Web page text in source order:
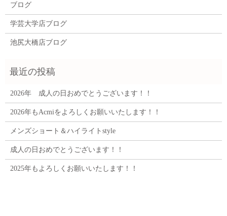
ブログ
学芸大学店ブログ
池尻大橋店ブログ
2026年 成人の日おめでとうございます！！
2026年もAcmiをよろしくお願いいたします！！
メンズショート＆ハイライトstyle
成人の日おめでとうございます！！
2025年もよろしくお願いいたします！！